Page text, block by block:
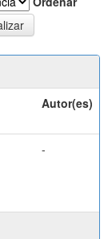
Autor(es)
-